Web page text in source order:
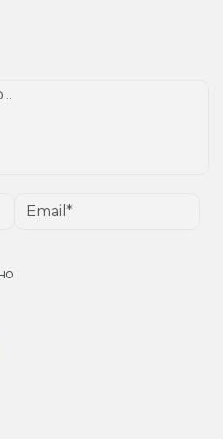
– ми швидко
вам!Слідкуйте за оновленнями на